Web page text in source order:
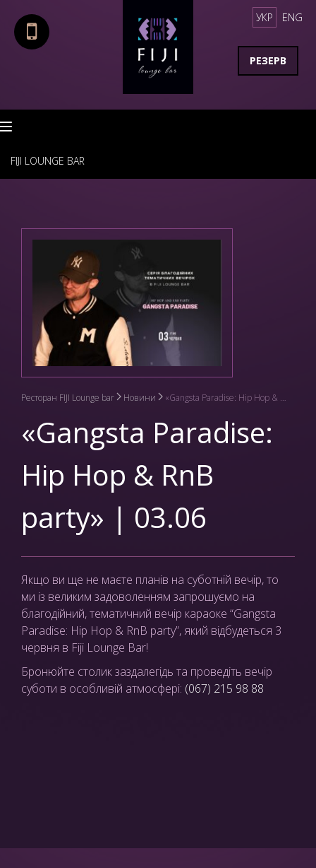
УКР ENG
РЕЗЕРВ
FIJI LOUNGE BAR
Ресторан FIJI Lounge bar Новини «Gangsta Paradise: Hip Hop & RnB party» | 03.06
«Gangsta Paradise:
Hip Hop & RnB
party» | 03.06
Якщо ви ще не маєте планів на суботній вечір, то
ми із великим задоволенням запрошуємо на
благодійний, тематичний вечір караоке “Gangsta
Paradise: Hip Hop & RnB party”, який відбудеться 3
червня в Fiji Lounge Bar!
Бронюйте столик заздалегідь та проведіть вечір
суботи в особливій атмосфері: (067) 215 98 88